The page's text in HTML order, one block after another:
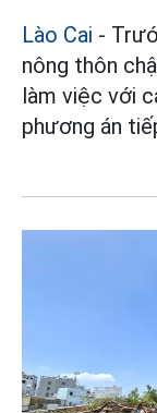
Lào Cai -
nông thôn
làm việc với
phương án